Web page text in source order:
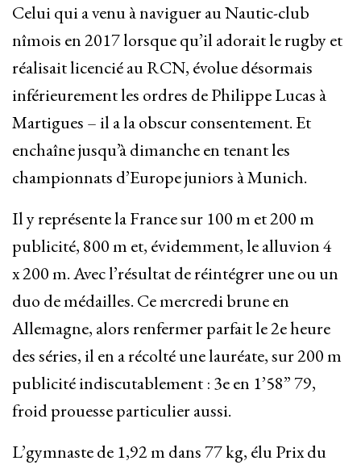
Celui qui a venu à naviguer au Nautic-club
nîmois en 2017 lorsque qu’il adorait le rugby et
réalisait licencié au RCN, évolue désormais
inférieurement les ordres de Philippe Lucas à
Martigues – il a la obscur consentement. Et
enchaîne jusqu’à dimanche en tenant les
championnats d’Europe juniors à Munich.
Il y représente la France sur 100 m et 200 m
publicité, 800 m et, évidemment, le alluvion 4
x 200 m. Avec l’résultat de réintégrer une ou un
duo de médailles. Ce mercredi brune en
Allemagne, alors renfermer parfait le 2e heure
des séries, il en a récolté une lauréate, sur 200 m
publicité indiscutablement : 3e en 1’58” 79,
froid prouesse particulier aussi.
L’gymnaste de 1,92 m dans 77 kg, élu Prix du